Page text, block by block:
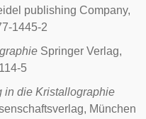
publishing Company,
1445-2
Springer Verlag,
5
in die Kristallographie
München